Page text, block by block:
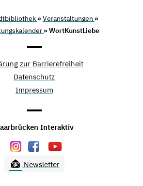
»Veranstaltungen »
» WortKunstLiebe
zur Barrierefreiheit
Datenschutz
Impressum
Interaktiv
Newsletter